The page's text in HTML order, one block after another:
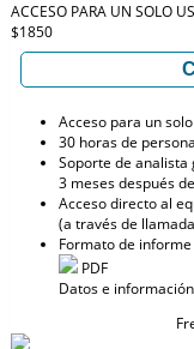
ACCESO PARA UN SOLO
$1850
Acceso para un
30 horas de
Soporte de analista
3 meses después
Acceso directo al
(a través de
Formato de
PDF
Datos e